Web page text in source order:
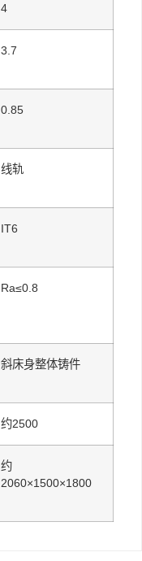
4
3.7
0.85
线轨
IT6
Ra≤0.8
斜床身整体铸件
约2500
约
2060×1500×1800